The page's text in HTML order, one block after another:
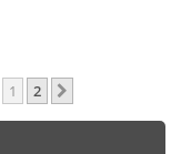
1 2